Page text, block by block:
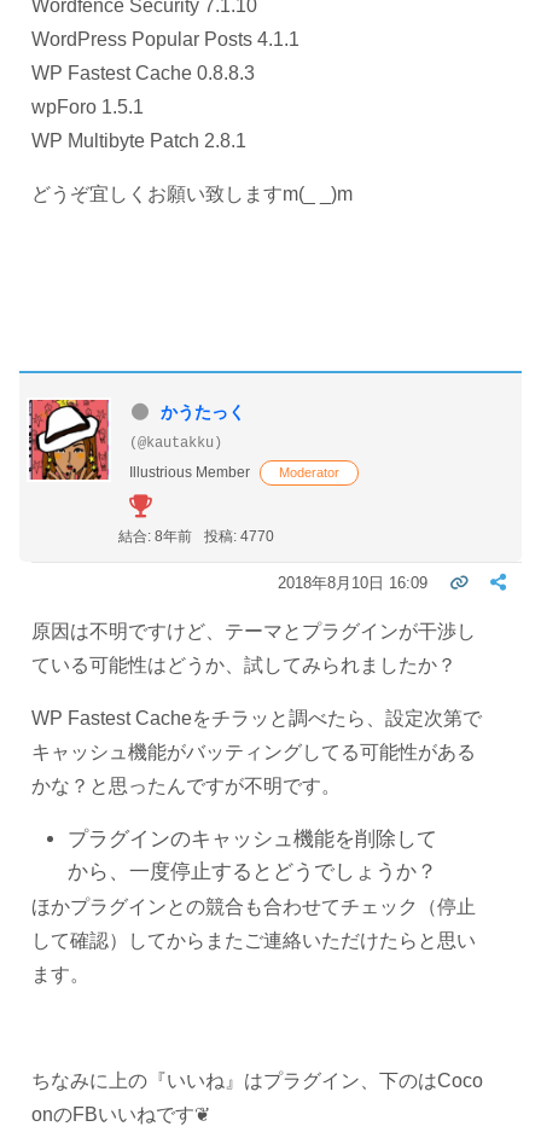
Wordfence Security 7.1.10
WordPress Popular Posts 4.1.1
WP Fastest Cache 0.8.8.3
wpForo 1.5.1
WP Multibyte Patch 2.8.1
どうぞ宜しくお願い致しますm(_ _)m
かうたっく
(@kautakku)
Illustrious Member
Moderator
結合: 8年前 投稿: 4770
2018年8月10日 16:09
原因は不明ですけど、テーマとプラグインが干渉し
ている可能性はどうか、試してみられましたか？
WP Fastest Cacheをチラッと調べたら、設定次第で
キャッシュ機能がバッティングしてる可能性がある
かな？と思ったんですが不明です。
プラグインのキャッシュ機能を削除して
から、一度停止するとどうでしょうか？
ほかプラグインとの競合も合わせてチェック（停止
して確認）してからまたご連絡いただけたらと思い
ます。
ちなみに上の『いいね』はプラグイン、下のはCoco
onのFBいいねです❦